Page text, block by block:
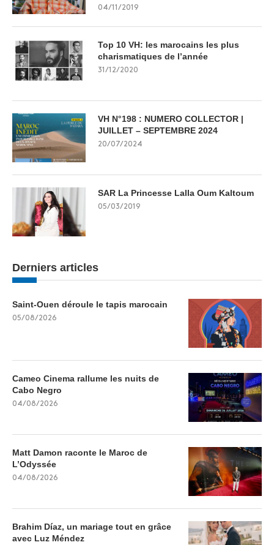
04/11/2019
Top 10 VH: les marocains les plus
charismatiques de l’année
31/12/2020
VH N°198 : NUMERO COLLECTOR |
JUILLET – SEPTEMBRE 2024
20/07/2024
SAR La Princesse Lalla Oum Kaltoum
05/03/2019
Derniers articles
Saint-Ouen déroule le tapis marocain
05/08/2026
Cameo Cinema rallume les nuits de
Cabo Negro
04/08/2026
Matt Damon raconte le Maroc de
L’Odyssée
04/08/2026
Brahim Díaz, un mariage tout en grâce
avec Luz Méndez